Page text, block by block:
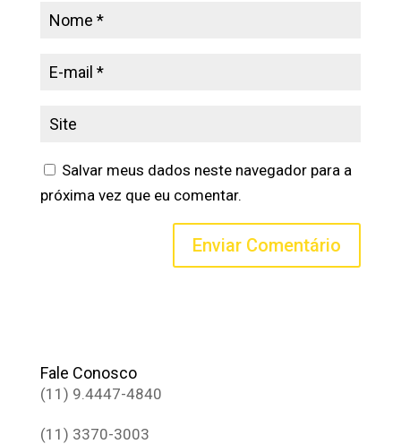
Salvar meus dados neste navegador para a
próxima vez que eu comentar.
Fale Conosco
(11) 9.4447-4840
(11) 3370-3003